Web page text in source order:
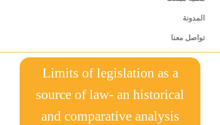
المدونة
تواصل معنا
Limits of legislation as a
source of law- an historical
and comparative analysis